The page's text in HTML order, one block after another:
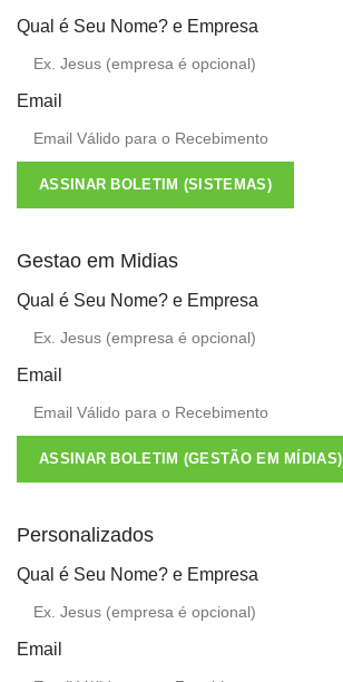
Qual é Seu Nome? e Empresa
Email
ASSINAR BOLETIM (SISTEMAS)
Gestao em Midias
Qual é Seu Nome? e Empresa
Email
ASSINAR BOLETIM (GESTÃO EM MÍDIAS)
Personalizados
Qual é Seu Nome? e Empresa
Email